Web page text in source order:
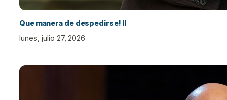
Que manera de despedirse! II
lunes, julio 27, 2026